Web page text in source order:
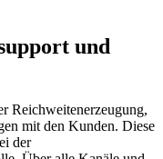
und
Reichweitenerzeugung,
mit den Kunden. Diese
der